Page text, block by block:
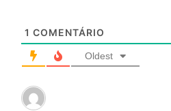
1 COMENTÁRIO
Oldest